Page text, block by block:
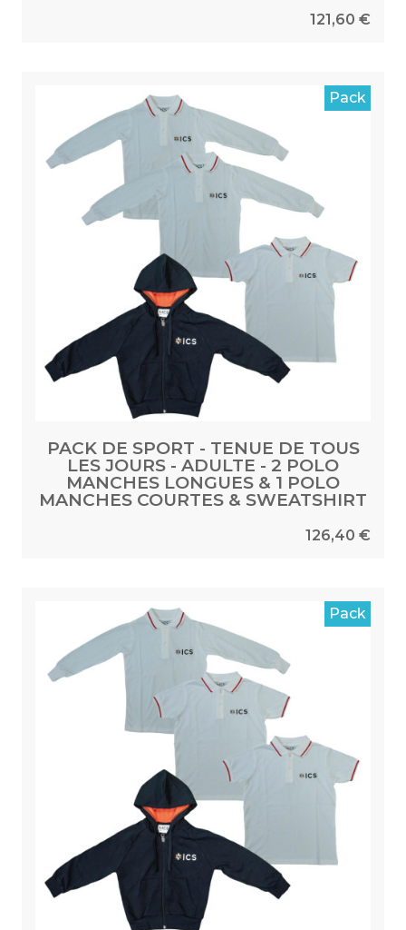
121,60 €
Pack
PACK DE SPORT - TENUE DE TOUS
LES JOURS - ADULTE - 2 POLO
MANCHES LONGUES & 1 POLO
MANCHES COURTES & SWEATSHIRT
126,40 €
Pack